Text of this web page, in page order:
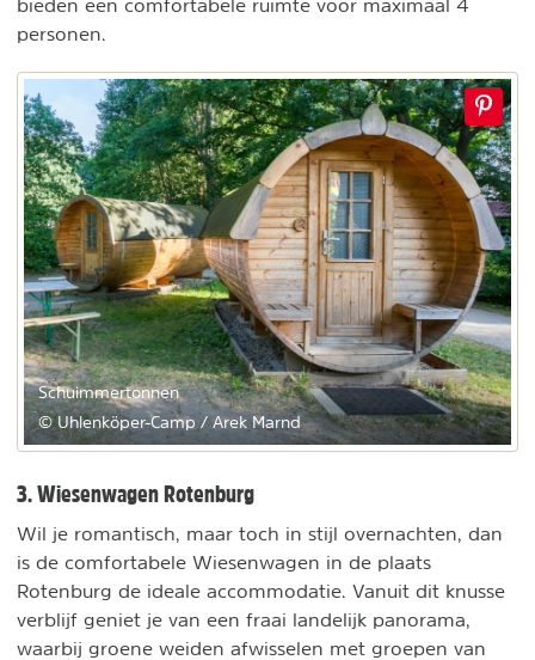
bieden een comfortabele ruimte voor maximaal 4
personen.
Schuimmertonnen
© Uhlenköper-Camp / Arek Marnd
3. Wiesenwagen Rotenburg
Wil je romantisch, maar toch in stijl overnachten, dan
is de comfortabele Wiesenwagen in de plaats
Rotenburg de ideale accommodatie. Vanuit dit knusse
verblijf geniet je van een fraai landelijk panorama,
waarbij groene weiden afwisselen met groepen van